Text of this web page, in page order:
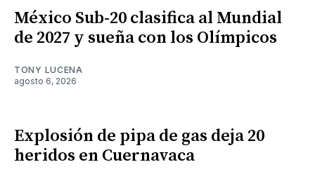
México Sub-20 clasifica al Mundial
de 2027 y sueña con los Olímpicos
TONY LUCENA
agosto 6, 2026
Explosión de pipa de gas deja 20
heridos en Cuernavaca